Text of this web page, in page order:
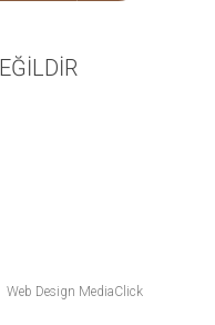
Web Design MediaClick